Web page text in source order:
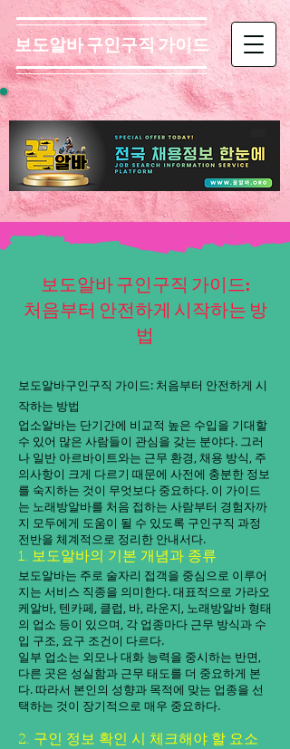
보도알바 구인구직 가이드
보도알바 구인구직 가이드:
처음부터 안전하게 시작하는 방
법
보도알바구인구직 가이드: 처음부터 안전하게 시
작하는 방법
업소알바는 단기간에 비교적 높은 수입을 기대할
수 있어 많은 사람들이 관심을 갖는 분야다. 그러
나 일반 아르바이트와는 근무 환경, 채용 방식, 주
의사항이 크게 다르기 때문에 사전에 충분한 정보
를 숙지하는 것이 무엇보다 중요하다. 이 가이드
는 노래방알바를 처음 접하는 사람부터 경험자까
지 모두에게 도움이 될 수 있도록 구인구직 과정
전반을 체계적으로 정리한 안내서다.
1. 보도알바의 기본 개념과 종류
보도알바는 주로 술자리 접객을 중심으로 이루어
지는 서비스 직종을 의미한다. 대표적으로 가라오
케알바, 텐카페, 클럽, 바, 라운지, 노래방알바 형태
의 업소 등이 있으며, 각 업종마다 근무 방식과 수
입 구조, 요구 조건이 다르다.
일부 업소는 외모나 대화 능력을 중시하는 반면,
다른 곳은 성실함과 근무 태도를 더 중요하게 본
다. 따라서 본인의 성향과 목적에 맞는 업종을 선
택하는 것이 장기적으로 매우 중요하다.
2. 구인 정보 확인 시 체크해야 할 요소